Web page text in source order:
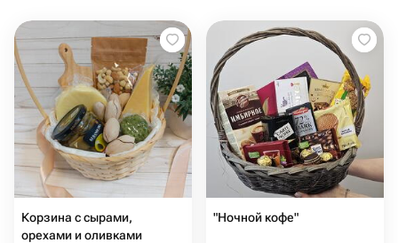
Корзина с сырами,
орехами и оливками
"Ночной кофе"